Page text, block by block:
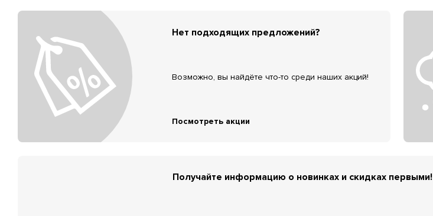
Нет подходящих предложений?
Возможно, вы найдёте что-то среди наших акций!
Посмотреть акции
Получайте информацию о новинках и скидках первыми!